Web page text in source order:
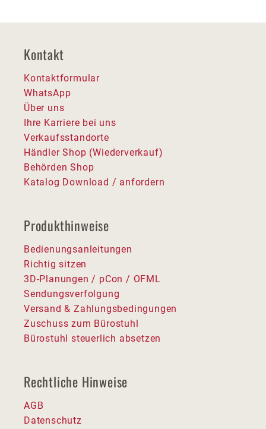
Kontakt
Kontaktformular
WhatsApp
Über uns
Ihre Karriere bei uns
Verkaufsstandorte
Händler Shop (Wiederverkauf)
Behörden Shop
Katalog Download / anfordern
Produkthinweise
Bedienungsanleitungen
Richtig sitzen
3D-Planungen / pCon / OFML
Sendungsverfolgung
Versand & Zahlungsbedingungen
Zuschuss zum Bürostuhl
Bürostuhl steuerlich absetzen
Rechtliche Hinweise
AGB
Datenschutz